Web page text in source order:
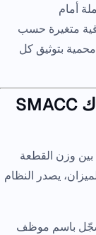
أمام
متغيرة حسب
بتوثيق كل
رابعًا: كيف يحمي الربط بين سماك SMACC
وزن القطعة
يصدر النظام
باسم موظف